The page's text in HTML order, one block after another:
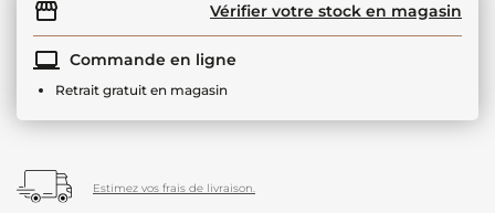
Vérifier votre stock en magasin
Commande en ligne
Retrait gratuit en magasin
Estimez vos frais de livraison.